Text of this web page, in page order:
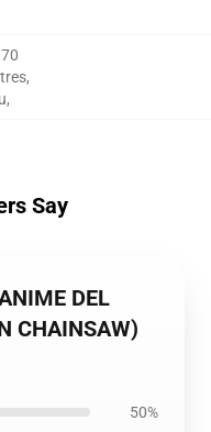
,
,
Say
DEL
CHAINSAW)
50%